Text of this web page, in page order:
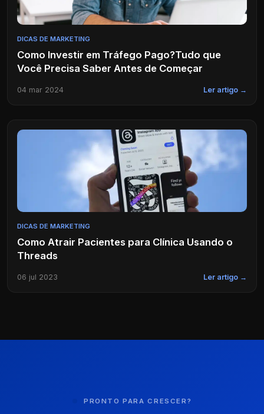
DICAS DE MARKETING
Como Investir em Tráfego Pago?Tudo que
Você Precisa Saber Antes de Começar
04 mar 2024 Ler artigo →
DICAS DE MARKETING
Como Atrair Pacientes para Clínica Usando o
Threads
06 jul 2023 Ler artigo →
PRONTO PARA CRESCER?